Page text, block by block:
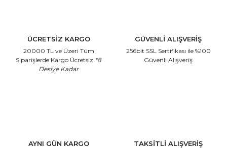
ÜCRETSİZ KARGO
20000 TL ve Üzeri Tüm
Siparişlerde Kargo Ücretsiz *8
Desiye Kadar
GÜVENLİ ALIŞVERİŞ
256bit SSL Sertifikası ile %100
Güvenli Alışveriş
AYNI GÜN KARGO TAKSİTLİ ALIŞVERİŞ